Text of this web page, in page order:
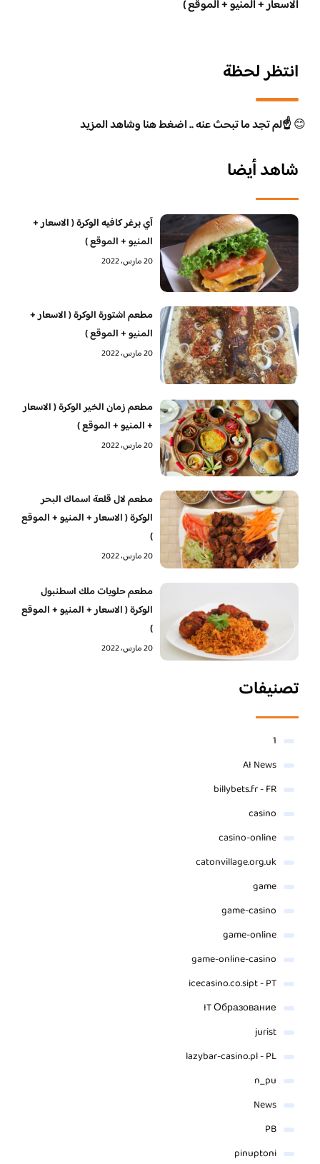
الاسعار + المنيو + الموقع )
انتظر لحظة
😊☝️لم تجد ما تبحث عنه .. اضغط هنا وشاهد المزيد
شاهد أيضا
آي برغر كافيه الوكرة ( الاسعار +
المنيو + الموقع )
20 مارس، 2022
مطعم اشتورة الوكرة ( الاسعار +
المنيو + الموقع )
20 مارس، 2022
مطعم زمان الخير الوكرة ( الاسعار
+ المنيو + الموقع )
20 مارس، 2022
مطعم لال قلعة اسماك البحر
الوكرة ( الاسعار + المنيو + الموقع
)
20 مارس، 2022
‏مطعم حلويات ملك اسطنبول
الوكرة ( الاسعار + المنيو + الموقع
)
20 مارس، 2022
تصنيفات
1
AI News
billybets.fr - FR
casino
casino-online
catonvillage.org.uk
game
game-casino
game-online
game-online-casino
icecasino.co.sipt - PT
IT Образование
jurist
lazybar-casino.pl - PL
n_pu
News
PB
pinuptoni